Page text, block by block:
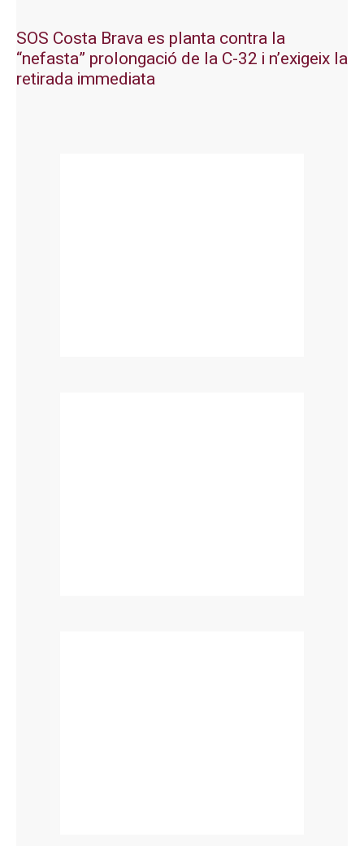
SOS Costa Brava es planta contra la
“nefasta” prolongació de la C-32 i n’exigeix la
retirada immediata